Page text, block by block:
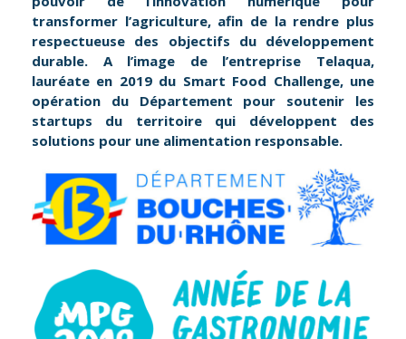
transformer l’agriculture, afin de la rendre plus
respectueuse des objectifs du développement
durable. A l’image de l’entreprise Telaqua,
lauréate en 2019 du Smart Food Challenge, une
opération du Département pour soutenir les
startups du territoire qui développent des
solutions pour une alimentation responsable.